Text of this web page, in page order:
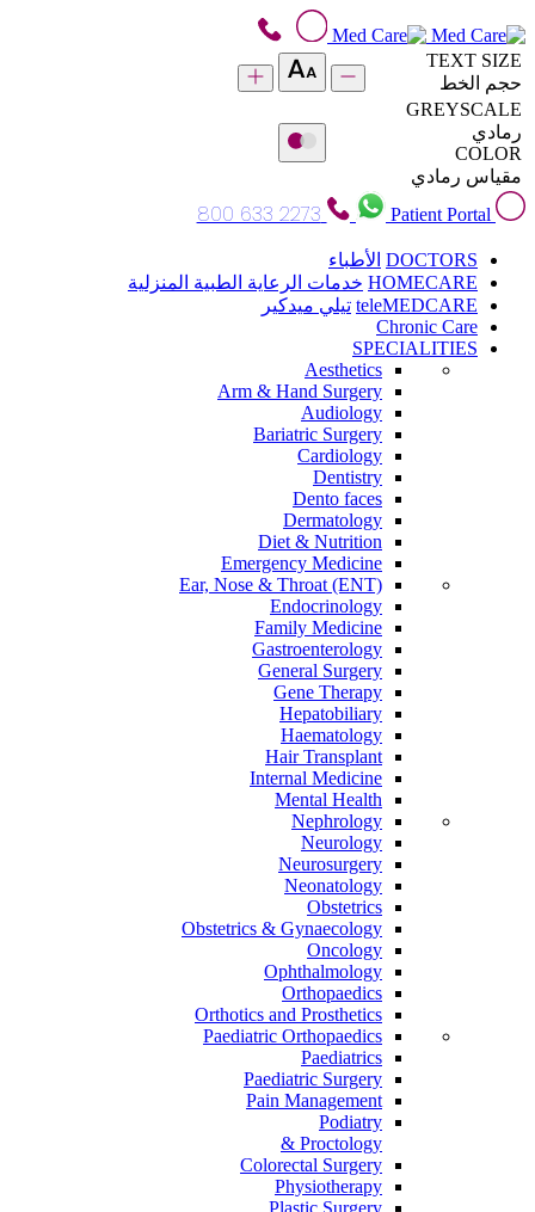
TEXT SIZE
حجم الخط
GREYSCALE
رمادي
COLOR
مقياس رمادي
Patient Portal
800 633 2273
DOCTORS الأطباء
HOMECARE خدمات الرعاية الطبية المنزلية
teleMEDCARE تيلي ميدكير
Chronic Care
SPECIALITIES
Aesthetics
Arm & Hand Surgery
Audiology
Bariatric Surgery
Cardiology
Dentistry
Dento faces
Dermatology
Diet & Nutrition
Emergency Medicine
Ear, Nose & Throat (ENT)
Endocrinology
Family Medicine
Gastroenterology
General Surgery
Gene Therapy
Hepatobiliary
Haematology
Hair Transplant
Internal Medicine
Mental Health
Nephrology
Neurology
Neurosurgery
Neonatology
Obstetrics
Obstetrics & Gynaecology
Oncology
Ophthalmology
Orthopaedics
Orthotics and Prosthetics
Paediatric Orthopaedics
Paediatrics
Paediatric Surgery
Pain Management
Podiatry
Proctology &
Colorectal Surgery
Physiotherapy
Plastic Surgery